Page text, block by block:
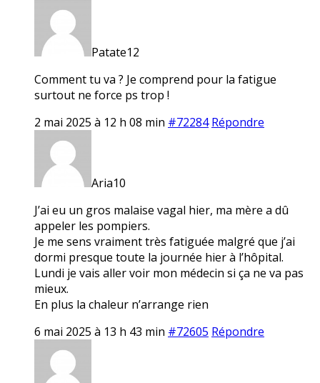
Patate12
Comment tu va ? Je comprend pour la fatigue
surtout ne force ps trop !
2 mai 2025 à 12 h 08 min #72284 Répondre
Aria10
J’ai eu un gros malaise vagal hier, ma mère a dû
appeler les pompiers.
Je me sens vraiment très fatiguée malgré que j’ai
dormi presque toute la journée hier à l’hôpital.
Lundi je vais aller voir mon médecin si ça ne va pas
mieux.
En plus la chaleur n’arrange rien
6 mai 2025 à 13 h 43 min #72605 Répondre